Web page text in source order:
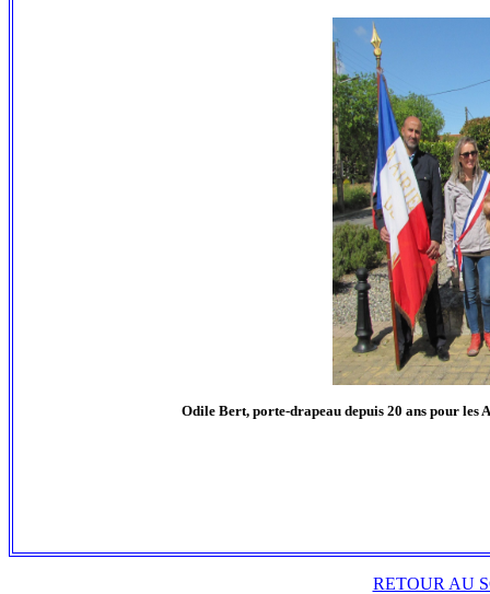
Odile Bert, porte-drapeau depuis 20 ans pour les
RETOUR AU